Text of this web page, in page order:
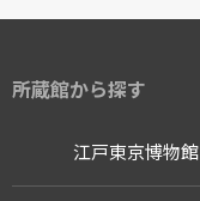
所蔵館から探す
江戸東京博物館